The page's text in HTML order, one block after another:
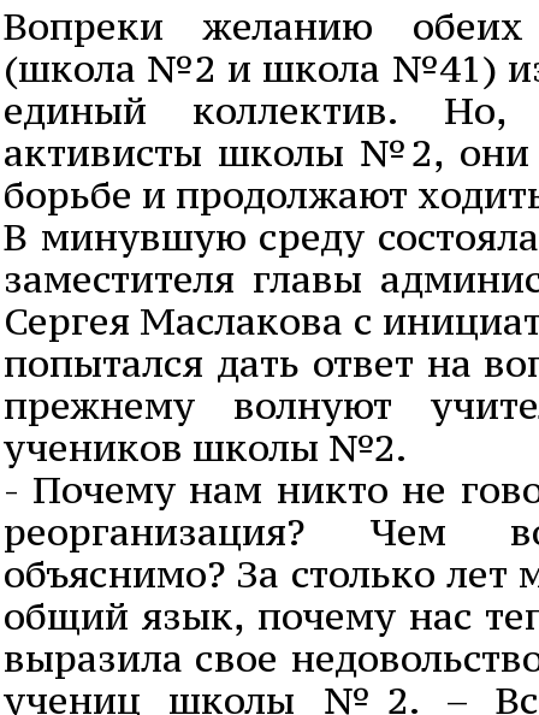
Вопреки желанию обеих
(школа №2 и школа №41) из
единый коллектив.
активисты школы №2, они
борьбе и продолжают
В минувшую среду
заместителя главы
Сергея Маслакова с
попытался дать ответ на
прежнему волнуют
учеников школы №2.
- Почему нам никто не
реорганизация? Чем
объяснимо? За столько
общий язык, почему нас
выразила свое
учениц школы №2. –